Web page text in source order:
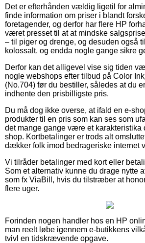
Det er efterhånden vældig ligetil for
finde information om priser i blandt
foretagender, og derfor har flere HP
været presset til at at mindske
– til piger og drenge, og desuden også
kolossalt, og endda nogle gange sikre
Derfor kan det alligevel vise sig tiden
nogle webshops efter tilbud på Color
(No.704) før du bestiller, således at du
indhente den prisbilligste pris.
Du må dog ikke overse, at ifald en e-
produkter til en pris som kan ses som
det mange gange være et karakteristika
shop. Kortbetalinger er trods alt
dækker folk imod bedrageriske internet
Vi tilråder betalinger med kort eller
Som et alternativ kunne du drage nytte
som fx ViaBill, hvis du tilstræber at
flere uger.
Forinden nogen handler hos en HP
man reelt løbe igennem e-butikkens
tvivl en tidskrævende opgave.